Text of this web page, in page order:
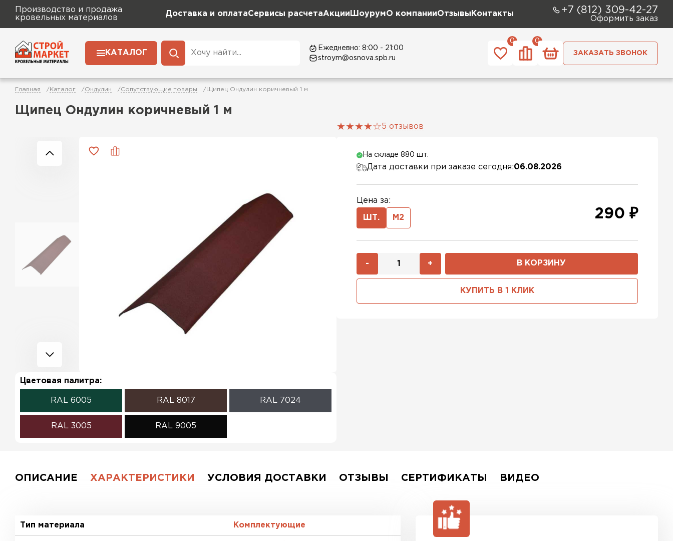
Производство и продажа
кровельных материалов
Доставка и оплатаСервисы расчетаАкции ШоурумО компанииОтзывы Контакты +7 (812) 309-42-27
Оформить заказ
КАТАЛОГ
Ежедневно: 8:00 - 21:00
stroym@osnova.spb.ru
0
0
ЗАКАЗАТЬ ЗВОНОК
Главная Каталог Ондулин Сопутствующие товары Щипец Ондулин коричневый 1 м
Щипец Ондулин коричневый 1 м
Цветовая палитра:
RAL 6005 RAL 8017 RAL 7024
RAL 3005 RAL 9005
5 отзывов
На складе 880 шт.
Дата доставки при заказе сегодня:06.08.2026
Цена за:
ШТ. М2 290 ₽
- + В КОРЗИНУ
КУПИТЬ В 1 КЛИК
ОПИСАНИЕ ХАРАКТЕРИСТИКИ УСЛОВИЯ ДОСТАВКИ ОТЗЫВЫ СЕРТИФИКАТЫ ВИДЕО
Тип материала Комплектующие